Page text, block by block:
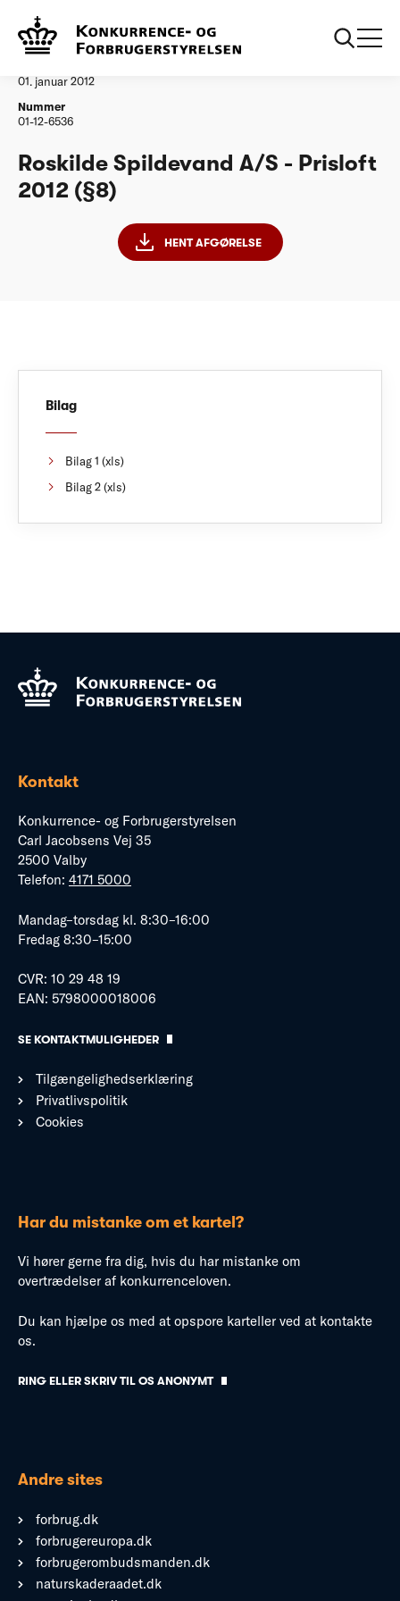
Vandtilsyn
01. januar 2012
Nummer
01-12-6536
Roskilde Spildevand A/S - Prisloft
2012 (§8)
HENT AFGØRELSE
Bilag
Bilag 1 (xls)
Bilag 2 (xls)
Kontakt
Konkurrence- og Forbrugerstyrelsen
Carl Jacobsens Vej 35
2500 Valby
Telefon: 4171 5000
Mandag–torsdag kl. 8:30–16:00
Fredag 8:30–15:00
CVR: 10 29 48 19
EAN: 5798000018006
SE KONTAKTMULIGHEDER
Tilgængelighedserklæring
Privatlivspolitik
Cookies
Har du mistanke om et kartel?
Vi hører gerne fra dig, hvis du har mistanke om
overtrædelser af konkurrenceloven.
Du kan hjælpe os med at opspore karteller ved at kontakte
os.
RING ELLER SKRIV TIL OS ANONYMT
Andre sites
forbrug.dk
forbrugereuropa.dk
forbrugerombudsmanden.dk
naturskaderaadet.dk